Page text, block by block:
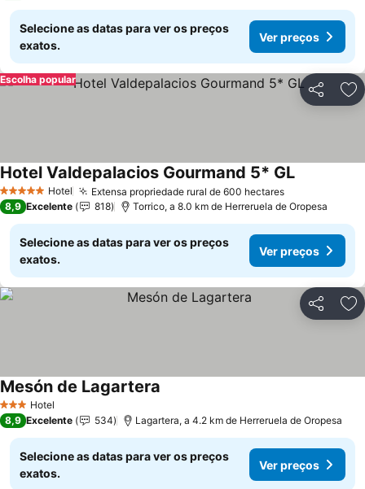
Selecione as datas para ver os preços
exatos.
Ver preços
Partilhar
Escolha popular
5 Estrelas Hotel Extensa propriedade rural de 600 hectaresVer preços
Hotel Valdepalacios Gourmand 5* GLVer preços
8,9 Excelente 818 Torrico, a 8.0 km de Herreruela de Oropesa
Selecione as datas para ver os preços
exatos.
Ver preços
Partilhar
3 EstrelasHotel
Mesón de Lagartera
8,9 Excelente 534 Lagartera, a 4.2 km de Herreruela de Oropesa
Selecione as datas para ver os preços
exatos.
Ver preços